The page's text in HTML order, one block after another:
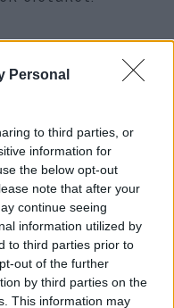
Personal
to third parties, or
information for
the below opt-out
note that after your
continue seeing
information utilized by
to third parties prior to
out of the further
by third parties on the
This information may
az Emberi
közzétett
továbbra is a
antiszemita
ellenére,
pénzhez, a